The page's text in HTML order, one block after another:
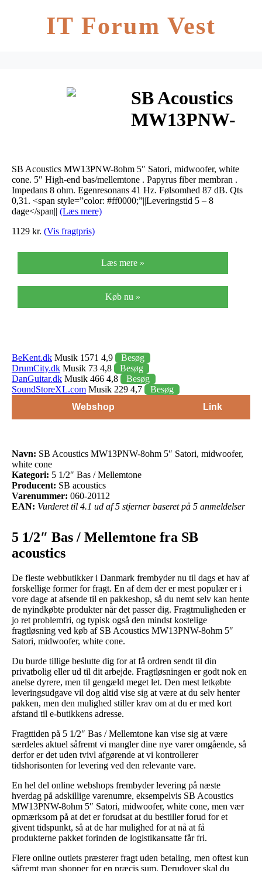
IT Forum Vest
SB Acoustics
MW13PNW-
Satori,
midwoofer,
white cone
SB Acoustics MW13PNW-8ohm 5″ Satori, midwoofer, white
cone. 5″ High-end bas/mellemtone . Papyrus fiber membran .
Impedans 8 ohm. Egenresonans 41 Hz. Følsomhed 87 dB. Qts
0,31. <span style=”color: #ff0000;”||Leveringstid 5 – 8
dage</span|| (Læs mere)
1129 kr. (Vis fragtpris)
Læs mere »
Køb nu »
BeKent.dk Musik 1571 4,9
Besøg
DrumCity.dk Musik 73 4,8
Besøg
DanGuitar.dk Musik 466 4,8
Besøg
SoundStoreXL.com Musik 229 4,7
Besøg
Webshop
Link
Navn: SB Acoustics MW13PNW-8ohm 5″ Satori, midwoofer,
white cone
Kategori: 5 1/2″ Bas / Mellemtone
Producent: SB acoustics
Varenummer: 060-20112
EAN: Vurderet til 4.1 ud af 5 stjerner baseret på 5 anmeldelser
5 1/2″ Bas / Mellemtone fra SB
acoustics
De fleste webbutikker i Danmark frembyder nu til dags et hav af
forskellige former for fragt. En af dem der er mest populær er i
vore dage at afsende til en pakkeshop, så du nemt selv kan hente
de nyindkøbte produkter når det passer dig. Fragtmuligheden er
jo ret problemfri, og typisk også den mindst kostelige
fragtløsning ved køb af SB Acoustics MW13PNW-8ohm 5″
Satori, midwoofer, white cone.
Du burde tillige beslutte dig for at få ordren sendt til din
privatbolig eller ud til dit arbejde. Fragtløsningen er godt nok en
anelse dyrere, men til gengæld meget let. Den mest letkøbte
leveringsudgave vil dog altid vise sig at være at du selv henter
pakken, men den mulighed stiller krav om at du er med kort
afstand til e-butikkens adresse.
Fragttiden på 5 1/2″ Bas / Mellemtone kan vise sig at være
særdeles aktuel såfremt vi mangler dine nye varer omgående, så
derfor er det uden tvivl afgørende at vi kontrollerer
tidshorisonten for levering ved den relevante vare.
En hel del online webshops frembyder levering på næste
hverdag på adskillige varenumre, eksempelvis SB Acoustics
MW13PNW-8ohm 5″ Satori, midwoofer, white cone, men vær
opmærksom på at det er forudsat at du bestiller forud for et
givent tidspunkt, så at de har mulighed for at nå at få
produkterne pakket forinden de logistikansatte får fri.
Flere online outlets præsterer fragt uden betaling, men oftest kun
såfremt man shopper for en præcis sum. Derudover skal du